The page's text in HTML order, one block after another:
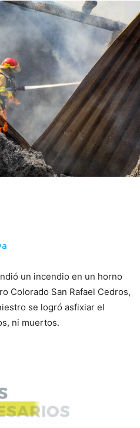
un incendio en un horno
Colorado San Rafael Cedros,
se logró asfixiar el
ni muertos.